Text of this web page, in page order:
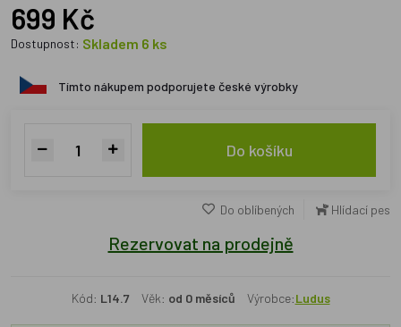
699 Kč
Dostupnost: Skladem 6 ks
Tímto nákupem podporujete české výrobky
Do košíku
Do oblíbených Hlídací pes
Rezervovat na prodejně
Kód: L14.7 Věk: od 0 měsíců Výrobce:Ludus